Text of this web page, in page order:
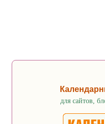
для сайтов,